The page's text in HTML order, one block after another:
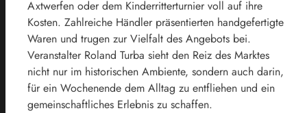
Axtwerfen oder dem Kinderritterturnier voll auf ihre
Kosten. Zahlreiche Händler präsentierten handgefertigte
Waren und trugen zur Vielfalt des Angebots bei.
Veranstalter Roland Turba sieht den Reiz des Marktes
nicht nur im historischen Ambiente, sondern auch darin,
für ein Wochenende dem Alltag zu entfliehen und ein
gemeinschaftliches Erlebnis zu schaffen.